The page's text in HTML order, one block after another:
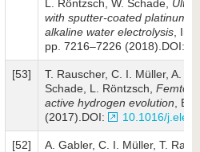
L. Röntzsch, W. Schade,
with sputter-coated platinum
alkaline water electrolysis ,
pp. 7216–7226 (2018).DOI:
[53]
T. Rauscher, C. I. Müller, A.
Schade, L. Röntzsch,
active hydrogen evolution ,
(2017).DOI:
10.1016/
[52]
A. Gabler, C. I. Müller, T.